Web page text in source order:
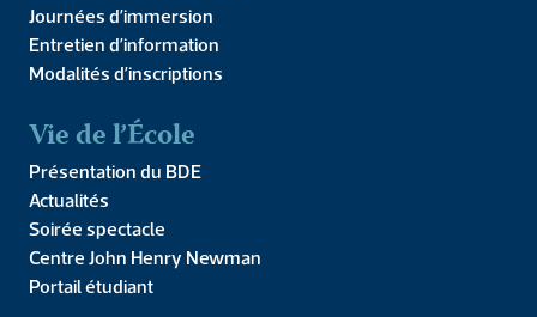
Journées d’immersion
Entretien d’information
Modalités d’inscriptions
Vie de l’École
Présentation du BDE
Actualités
Soirée spectacle
Centre John Henry Newman
Portail étudiant
donner la preuve dans un monde profondément
matérialiste que l’art n’est pas un amusement,
une récréation mondaine, mais qu’il a vocation de
dévoiler les grandeurs de l’esprit dans sa
pénétration du réel, tel est l’objet de cet ouvrage.